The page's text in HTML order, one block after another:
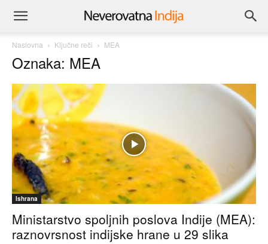
Naslovna Ključne reči MEA
Oznaka: MEA
Ishrana
Ministarstvo spoljnih poslova Indije (MEA):
raznovrsnost indijske hrane u 29 slika